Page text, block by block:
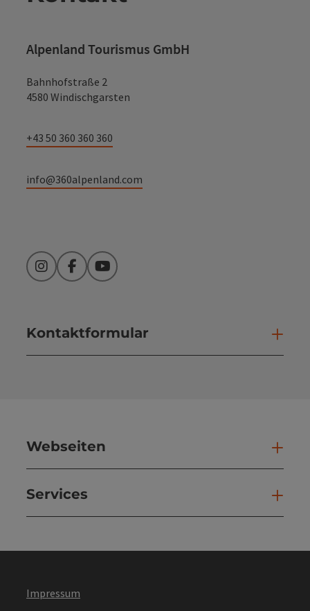
Alpenland Tourismus GmbH
Bahnhofstraße 2
4580 Windischgarsten
+43 50 360 360 360
info@360alpenland.com
InstagramFacebookYouTube
Kontaktformular
Webseiten
Services
Impressum